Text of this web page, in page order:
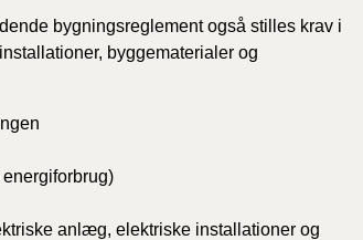
BR18 (1/1-29/6 2021)
BR18 (10/3-30/6
bygningsreglement også stilles krav i
byggematerialer og
anlæg, elektriske installationer og